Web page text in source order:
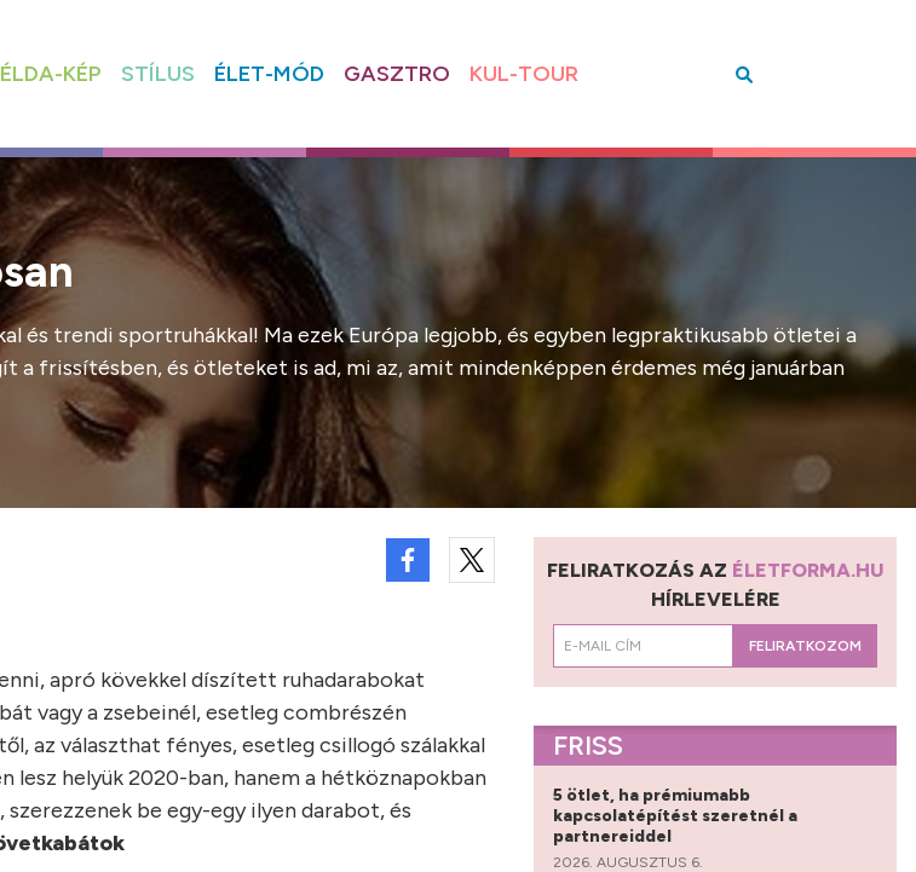
KÉP STÍLUS ÉLET-MÓD GASZTRO KUL-TOUR
és trendi sportruhákkal! Ma ezek Európa legjobb, és egyben legpraktikusabb ötletei a
frissítésben, és ötleteket is ad, mi az, amit mindenképpen érdemes még januárban
apró kövekkel díszített ruhadarabokat
vagy a zsebeinél, esetleg combrészén
az választhat fényes, esetleg csillogó szálakkal
lesz helyük 2020-ban, hanem a hétköznapokban
be egy-egy ilyen darabot, és
FELIRATKOZÁS AZ ÉLETFORMA.HU
HÍRLEVELÉRE
FELIRATKOZOM
FRISS
5 ötlet, ha prémiumabb
kapcsolatépítést szeretnél a
partnereiddel
2026. AUGUSZTUS 6.